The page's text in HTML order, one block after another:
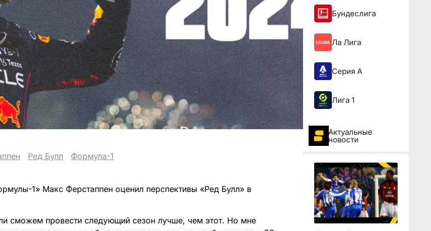
Ред Булл Формула-1
1» Макс Ферстаппен оценил перспективы «Ред Булл» в
сможем провести следующий сезон лучше, чем этот. Но мне
Бундеслига
Ла Лига
Серия А
Лига 1
Актуальные
новости